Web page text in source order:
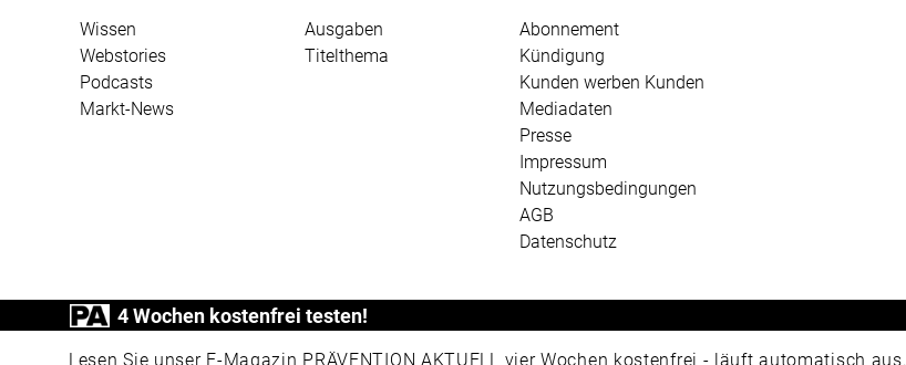
Wissen
Webstories
Podcasts
Markt-News
Ausgaben
Titelthema
Abonnement
Kündigung
Kunden werben Kunden
Mediadaten
Presse
Impressum
Nutzungsbedingungen
AGB
Datenschutz
4 Wochen kostenfrei testen!
Lesen Sie unser E-Magazin PRÄVENTION AKTUELL vier Wochen kostenfrei - läuft automatisch aus.